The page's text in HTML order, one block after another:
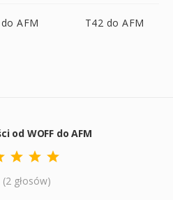
AFM T42 do AFM
od WOFF do AFM
(2 głosów)